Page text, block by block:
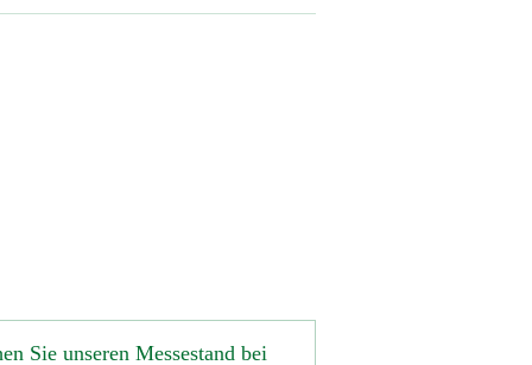
bitte an die
Sie unseren Messestand bei